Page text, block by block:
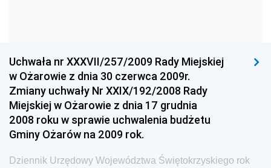
Dziennik Urzędowy Ministra Gospodarki
Dziennik Urzędowy Urzędu Ochrony Konkurencji i
Konsumentów
Dziennik Urzędowy Ministra Pracy i Polityki
Społecznej
Uchwała nr XXXVII/257/2009 Rady Miejskiej
w Ożarowie z dnia 30 czerwca 2009r.
Zmiany uchwały Nr XXIX/192/2008 Rady
Miejskiej w Ożarowie z dnia 17 grudnia
2008 roku w sprawie uchwalenia budżetu
Gminy Ożarów na 2009 rok.
Dziennik Urzędowy Województwa Świętokrzyskiego rok